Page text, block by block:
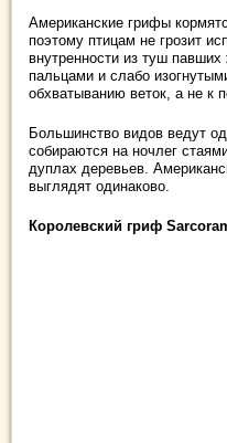
Американские грифы
поэтому птицам не грозит
внутренности из туш
пальцами и слабо
обхватыванию веток, а не к
Большинство видов ведут
собираются на ночлег
дуплах деревьев.
выглядят одинаково.
Королевский гриф